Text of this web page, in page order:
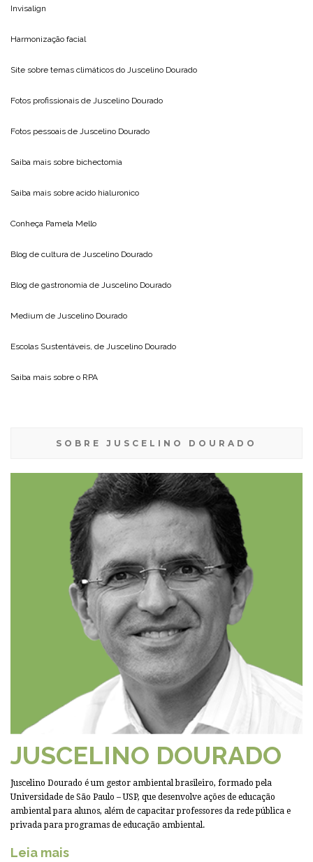
Invisalign
Harmonização facial
Site sobre temas climáticos do Juscelino Dourado
Fotos profissionais de Juscelino Dourado
Fotos pessoais de Juscelino Dourado
Saiba mais sobre bichectomia
Saiba mais sobre acido hialuronico
Conheça Pamela Mello
Blog de cultura de Juscelino Dourado
Blog de gastronomia de Juscelino Dourado
Medium de Juscelino Dourado
Escolas Sustentáveis, de Juscelino Dourado
Saiba mais sobre o RPA
SOBRE JUSCELINO DOURADO
JUSCELINO DOURADO
Juscelino Dourado é um gestor ambiental brasileiro, formado pela
Universidade de São Paulo – USP, que desenvolve ações de educação
ambiental para alunos, além de capacitar professores da rede pública e
privada para programas de educação ambiental.
Leia mais